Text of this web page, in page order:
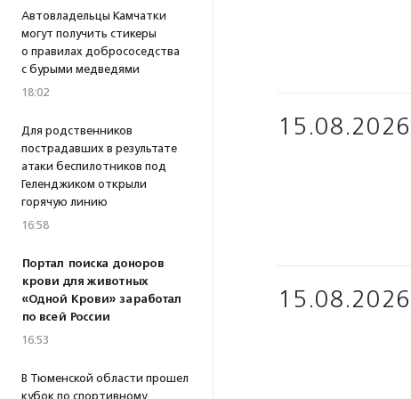
Автовладельцы Камчатки
могут получить стикеры
о правилах добрососедства
с бурыми медведями
18:02
Для родственников
пострадавших в результате
атаки беспилотников под
Геленджиком открыли
горячую линию
16:58
Портал поиска доноров
крови для животных
«Одной Крови» заработал
по всей России
16:53
В Тюменской области прошел
кубок по спортивному
15.08.2026
15.08.2026